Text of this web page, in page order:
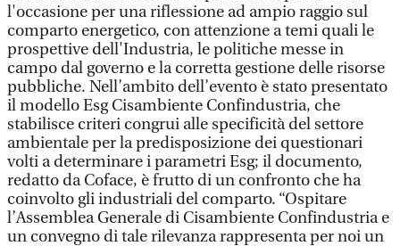
l'occasione per una riflessione ad ampio raggio sul
comparto energetico, con attenzione a temi quali le
prospettive dell'Industria, le politiche messe in
campo dal governo e la corretta gestione delle risorse
pubbliche. Nell’ambito dell’evento è stato presentato
il modello Esg Cisambiente Confindustria, che
stabilisce criteri congrui alle specificità del settore
ambientale per la predisposizione dei questionari
volti a determinare i parametri Esg; il documento,
redatto da Coface, è frutto di un confronto che ha
coinvolto gli industriali del comparto. “Ospitare
l’Assemblea Generale di Cisambiente Confindustria e
un convegno di tale rilevanza rappresenta per noi un